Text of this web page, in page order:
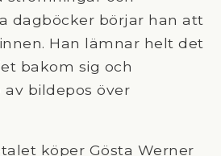
dagböcker börjar han att
Han lämnar helt det
bakom sig och
bildepos över
köper Gösta Werner